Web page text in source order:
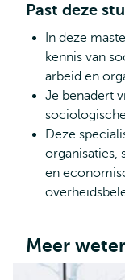
Past deze
In deze
kennis van
arbeid en
Je benadert
Deze
organisaties,
en
Meer